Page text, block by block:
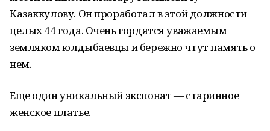
Казаккулову. Он проработал в этой должности
целых 44 года. Очень гордятся уважаемым
земляком юлдыбаевцы и бережно чтут память о
нем.
Еще один уникальный экспонат — старинное
женское платье.